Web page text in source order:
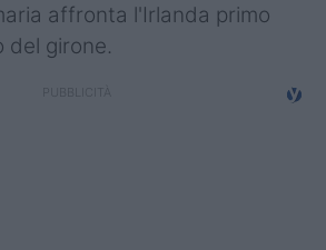
affronta l'Irlanda primo
del girone.